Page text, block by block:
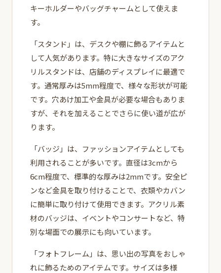
キーホルダーやバッグチャームとして使えま
す。
「スタンド」は、デスクや棚に飾るアイテムと
して人気があります。特に大きなサイズのアク
リルスタンドは、店舗のディスプレイに最適で
す。通常厚みは5mm程度で、様々な形状が可能
です。穴あけ加工や金具が必要な場合もありま
すが、それを加えることでさらに使い道が広が
ります。
「バッジ」は、ファッションアイテムとしても
利用されることが多いです。直径は3cmから
6cm程度で、標準的な厚みは2mmです。安全ピ
ンなど金具を取り付けることで、衣類やカバン
に簡単に取り付けて使用できます。アクリル素
材のバッジは、イベントやコンサートなど、特
別な場面での展示にも向いています。
「フォトフレーム」は、思い出の写真をおしゃ
れに飾るためのアイテムです。サイズは多様